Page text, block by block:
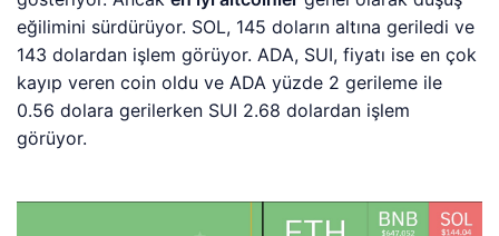
eğilimini sürdürüyor. SOL, 145 doların altına geriledi ve
143 dolardan işlem görüyor. ADA, SUI, fiyatı ise en çok
kayıp veren coin oldu ve ADA yüzde 2 gerileme ile
0.56 dolara gerilerken SUI 2.68 dolardan işlem
görüyor.